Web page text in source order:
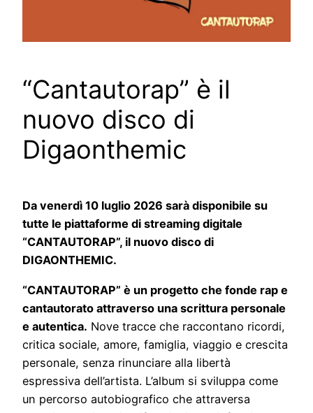
“Cantautorap” è il
nuovo disco di
Digaonthemic
Da venerdì 10 luglio 2026 sarà disponibile su
tutte le piattaforme di streaming digitale
“CANTAUTORAP”, il nuovo disco di
DIGAONTHEMIC.
“CANTAUTORAP” è un progetto che fonde rap e
cantautorato attraverso una scrittura personale
e autentica. Nove tracce che raccontano ricordi,
critica sociale, amore, famiglia, viaggio e crescita
personale, senza rinunciare alla libertà
espressiva dell’artista. L’album si sviluppa come
un percorso autobiografico che attraversa